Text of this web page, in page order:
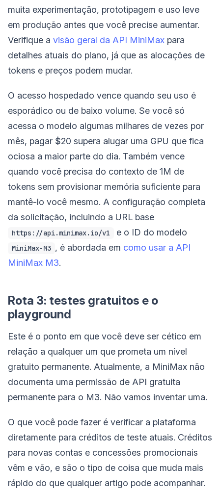
muita experimentação, prototipagem e uso leve
em produção antes que você precise aumentar.
Verifique a visão geral da API MiniMax para
detalhes atuais do plano, já que as alocações de
tokens e preços podem mudar.
O acesso hospedado vence quando seu uso é
esporádico ou de baixo volume. Se você só
acessa o modelo algumas milhares de vezes por
mês, pagar $20 supera alugar uma GPU que fica
ociosa a maior parte do dia. Também vence
quando você precisa do contexto de 1M de
tokens sem provisionar memória suficiente para
mantê-lo você mesmo. A configuração completa
da solicitação, incluindo a URL base
https://api.minimax.io/v1 e o ID do modelo
MiniMax-M3 , é abordada em como usar a API
MiniMax M3.
Rota 3: testes gratuitos e o
playground
Este é o ponto em que você deve ser cético em
relação a qualquer um que prometa um nível
gratuito permanente. Atualmente, a MiniMax não
documenta uma permissão de API gratuita
permanente para o M3. Não vamos inventar uma.
O que você pode fazer é verificar a plataforma
diretamente para créditos de teste atuais. Créditos
para novas contas e concessões promocionais
vêm e vão, e são o tipo de coisa que muda mais
rápido do que qualquer artigo pode acompanhar.